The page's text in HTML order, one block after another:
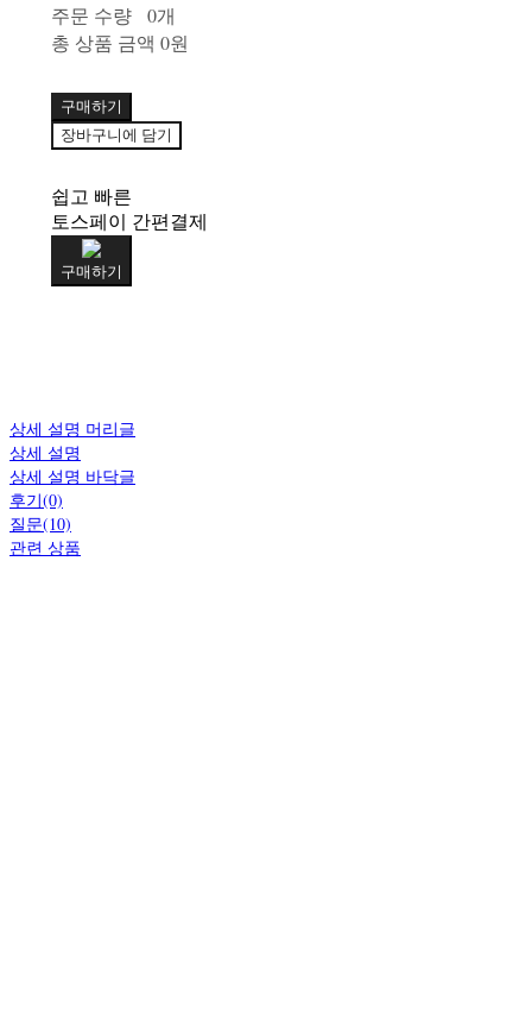
주문 수량
0개
총 상품 금액 0원
구매하기
장바구니에 담기
쉽고 빠른
토스페이 간편결제
구매하기
상세 설명 머리글
상세 설명
상세 설명 바닥글
후기(0)
질문(10)
관련 상품